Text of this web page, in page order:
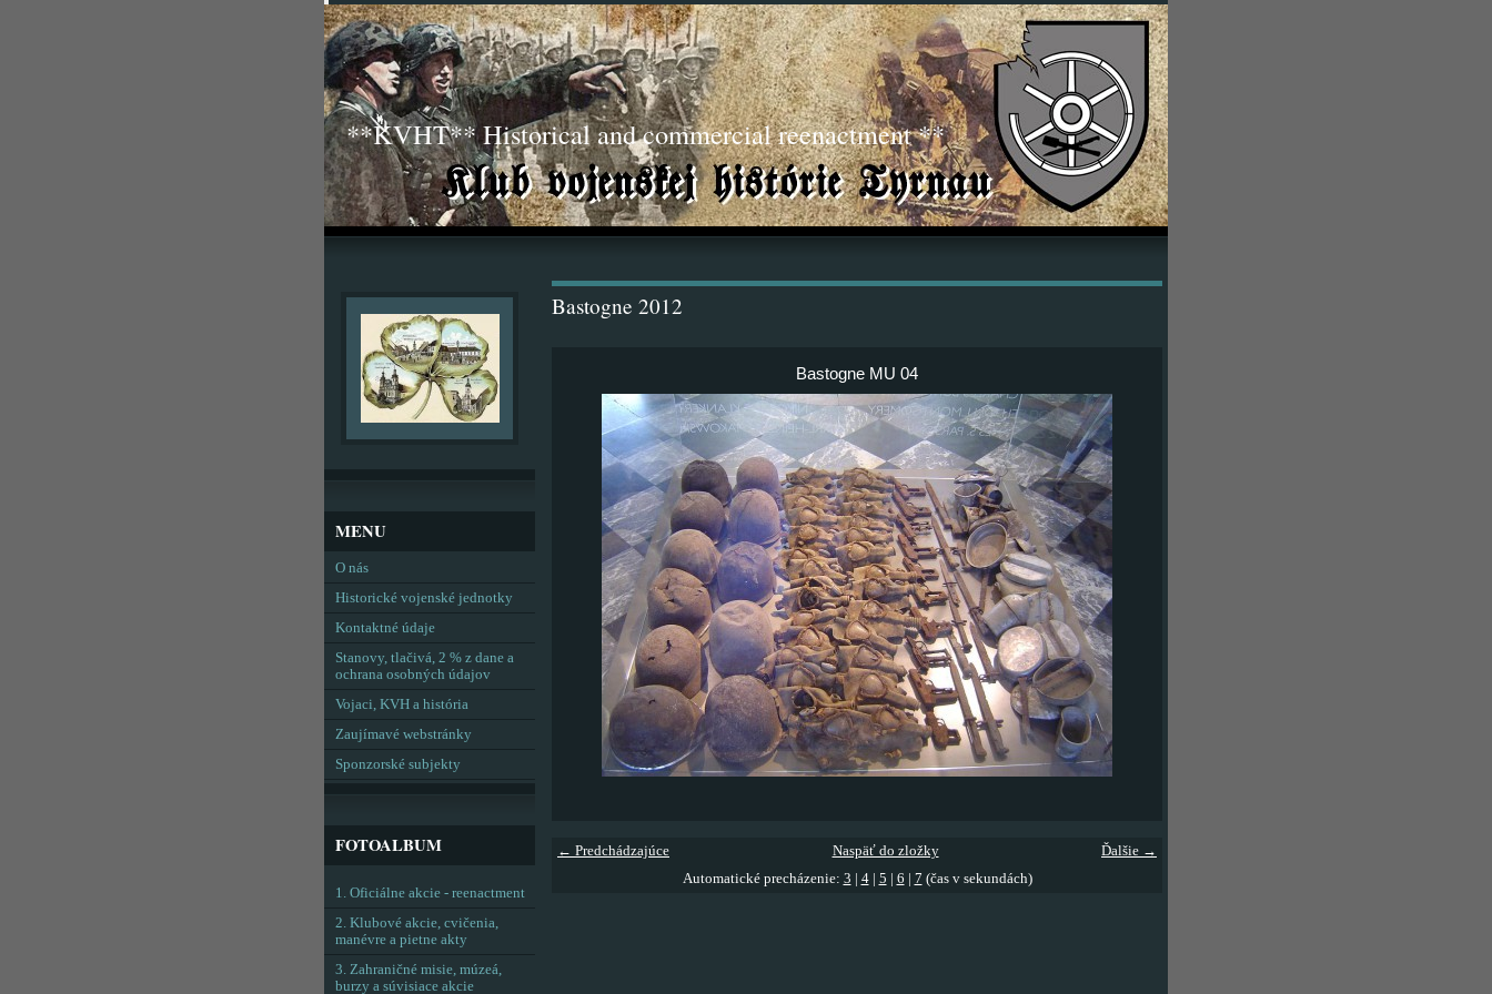
**KVHT** Historical and commercial reenactment **
Bastogne 2012
Bastogne MU 04
← Predchádzajúce Ďalšie →
Naspäť do zložky
Automatické precházenie: 3 4| 5 6 7 (čas v sekundách)
MENU
O nás
Historické vojenské jednotky
Kontaktné údaje
Stanovy, tlačivá, 2 % z dane a
ochrana osobných údajov
Vojaci, KVH a história
Zaujímavé webstránky
Sponzorské subjekty
FOTOALBUM
1. Oficiálne akcie - reenactment
2. Klubové akcie, cvičenia,
manévre a pietne akty
3. Zahraničné misie, múzeá,
burzy a súvisiace akcie